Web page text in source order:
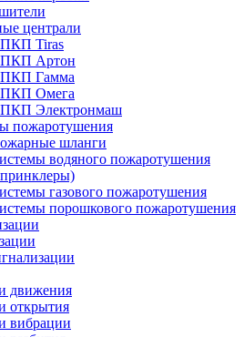
централи
Tiras
Артон
Гамма
Омега
Электронмаш
пожаротушения
шланги
водяного пожаротушения
газового пожаротушения
порошкового пожаротушения
движения
открытия
вибрации